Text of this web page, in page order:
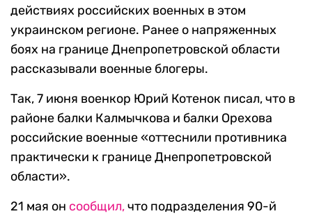
действиях российских военных в этом
украинском регионе. Ранее о напряженных
боях на границе Днепропетровской области
рассказывали военные блогеры.
Так, 7 июня военкор Юрий Котенок писал, что в
районе балки Калмычкова и балки Орехова
российские военные «оттеснили противника
практически к границе Днепропетровской
области».
21 мая он сообщил,что подразделения 90-й